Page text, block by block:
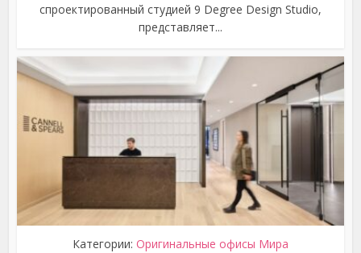
спроектированный студией 9 Degree Design Studio,
представляет...
Категории: Оригинальные офисы Мира